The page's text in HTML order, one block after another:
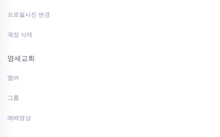
프로필사진 변경
계정 삭제
영세교회
멤버
그룹
예배영상